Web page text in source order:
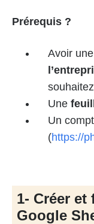
Prérequis ?
Avoir
Une
Un
(https://
1- Créer
Google